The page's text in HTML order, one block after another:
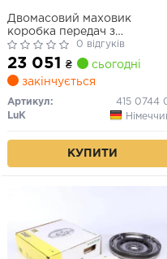
Двомасовий маховик
коробка передач з
подвійним зчепленням/6-
ступенева (без болтів) AUDI
A3, TT SEAT ALHAMBRA,
ALTEA, ALTEA XL, LEON,
LEON SC, LEON ST SKODA
KODIAQ I, OCTAVIA II 2.0D
0 відгуків
23 051 ₴
сьогодні
закінчується
Артикул:
415 0744
LuK
КУПИТИ